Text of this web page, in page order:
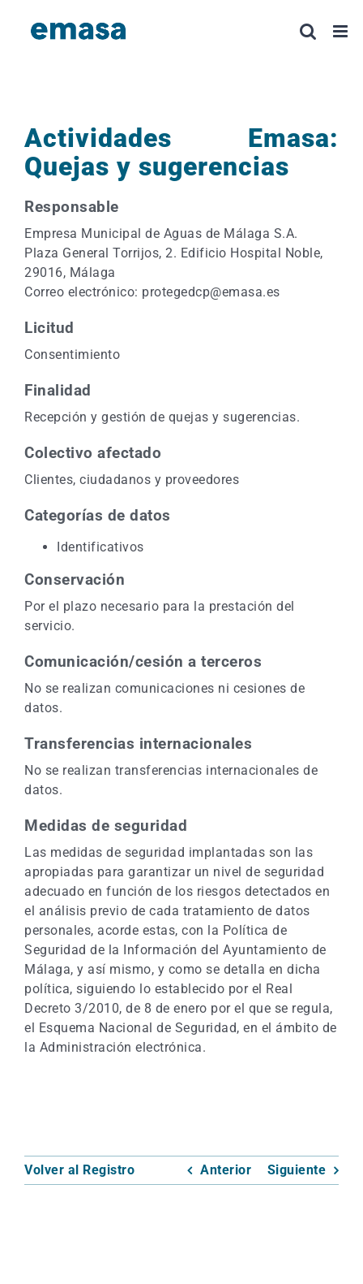
Actividades Emasa:
Quejas y sugerencias
Responsable
Empresa Municipal de Aguas de Málaga S.A.
Plaza General Torrijos, 2. Edificio Hospital Noble,
29016, Málaga
Correo electrónico: protegedcp@emasa.es
Licitud
Consentimiento
Finalidad
Recepción y gestión de quejas y sugerencias.
Colectivo afectado
Clientes, ciudadanos y proveedores
Categorías de datos
Identificativos
Conservación
Por el plazo necesario para la prestación del
servicio.
Comunicación/cesión a terceros
No se realizan comunicaciones ni cesiones de
datos.
Transferencias internacionales
No se realizan transferencias internacionales de
datos.
Medidas de seguridad
Las medidas de seguridad implantadas son las
apropiadas para garantizar un nivel de seguridad
adecuado en función de los riesgos detectados en
el análisis previo de cada tratamiento de datos
personales, acorde estas, con la Política de
Seguridad de la Información del Ayuntamiento de
Málaga, y así mismo, y como se detalla en dicha
política, siguiendo lo establecido por el Real
Decreto 3/2010, de 8 de enero por el que se regula,
el Esquema Nacional de Seguridad, en el ámbito de
la Administración electrónica.
Volver al Registro Anterior Siguiente